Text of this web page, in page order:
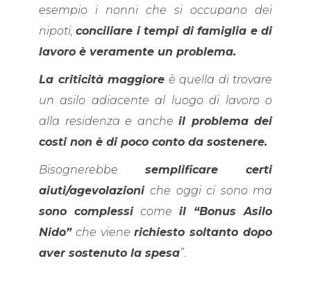
esempio i nonni che si occupano dei
nipoti,conciliare i tempi di famiglia e di
lavoro è veramente un problema.
La criticità maggiore è quella di trovare
un asilo adiacente al luogo di lavoro o
alla residenza e anche il problema dei
costi non è di poco conto da sostenere.
Bisognerebbe semplificare certi
aiuti/agevolazioniche oggi ci sono ma
sono complessicome il “Bonus Asilo
Nido”che vienerichiesto soltanto dopo
aver sostenuto la spesa”.